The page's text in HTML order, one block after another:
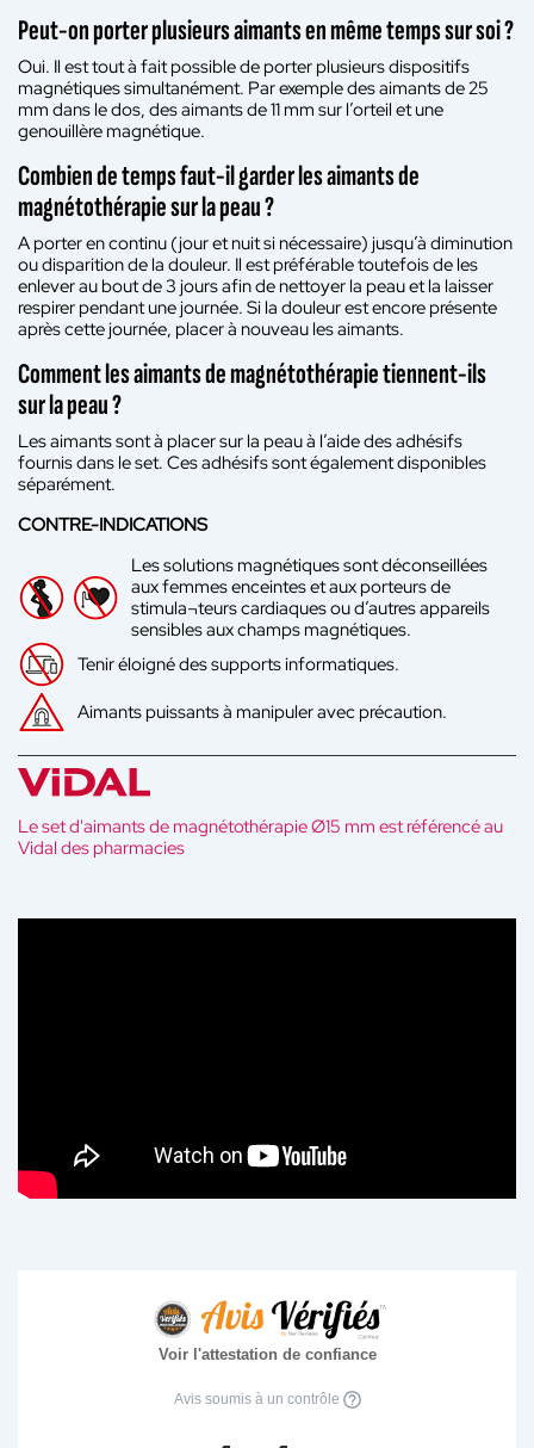
Peut-on porter plusieurs aimants en même temps sur soi ?
Oui. Il est tout à fait possible de porter plusieurs dispositifs
magnétiques simultanément. Par exemple des aimants de 25
mm dans le dos, des aimants de 11 mm sur l’orteil et une
genouillère magnétique.
Combien de temps faut-il garder les aimants de
magnétothérapie sur la peau ?
A porter en continu (jour et nuit si nécessaire) jusqu’à diminution
ou disparition de la douleur. Il est préférable toutefois de les
enlever au bout de 3 jours afin de nettoyer la peau et la laisser
respirer pendant une journée. Si la douleur est encore présente
après cette journée, placer à nouveau les aimants.
Comment les aimants de magnétothérapie tiennent-ils
sur la peau ?
Les aimants sont à placer sur la peau à l’aide des adhésifs
fournis dans le set. Ces adhésifs sont également disponibles
séparément.
CONTRE-INDICATIONS
Les solutions magnétiques sont déconseillées
aux femmes enceintes et aux porteurs de
stimula¬teurs cardiaques ou d’autres appareils
sensibles aux champs magnétiques.
Tenir éloigné des supports informatiques.
Aimants puissants à manipuler avec précaution.
Le set d'aimants de magnétothérapie Ø15 mm est référencé au
Vidal des pharmacies
Voir l'attestation de confiance
Avis soumis à un contrôle